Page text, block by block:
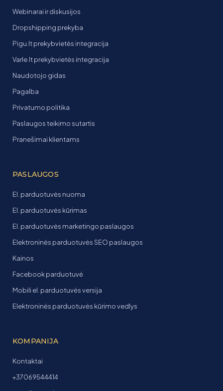
Webinarai ir diskusijos
Dropshipping prekyba
Pigu.lt prekybvietės integracija
Varle.lt prekybvietės integracija
Naudotojo gidas
Pagalba
Privatumo politika
Paslaugos teikimo sutartis
Pranešimai klientams
PASLAUGOS
El. parduotuvės nuoma
El. parduotuvės kūrimas
El. parduotuvės marketingo paslaugos
Elektroninės parduotuvės SEO paslaugos
Kainos
Facebook parduotuvė
Mobili el. parduotuvės versija
Elektroninės parduotuvės kūrimo vedlys
KOMPANIJA
Kontaktai
+37069544414